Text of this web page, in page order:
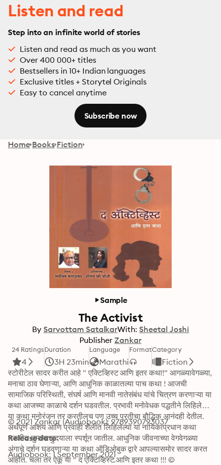
Listen and read
Step into an infinite world of stories
Listen and read as much as you want
Over 400 000+ titles
Bestsellers in 10+ Indian languages
Exclusive titles + Storytel Originals
Easy to cancel anytime
Subscribe now
Home Books Fiction
Sample
The Activist
By Sarvottam SatalkarWith: Sheetal Joshi
Publisher Zankar
24 Ratings
4
Duration
3H 23min
Language
Marathi
FormatCategory
Fiction
स्टोरीटेल सादर करीत आहे " एक्टिव्हिस्ट आणि इतर कथा!" आगळ्यावेगळ्या,
मनाचा ठाव घेणाऱ्या, आणि आधुनिक काळातल्या पाच कथा ! आजची
सामाजिक परिस्थिती, संघर्ष आणि मानवी नातेसंबंध यांचे चित्रण करणाऱ्या या
कथा आजच्या काळाचे दर्शन घडवतील. प्रभावी मनोवेधक पद्धतीने लिहिलेल्या
या कथा मनोरंजन तर करतीलच पण उच्च प्रतीचा बौद्धिक आनंदही देतील.
अर्थपूर्ण आशय आणि प्रवाही शैलीत लिहिलेल्या या नायिकाप्रधान कथा
नक्कीच तुमच्या हुदयाला स्पर्शून जातील. आधुनिक जीवनाच्या वेगवेगळ्या
अंगाचे दर्शन घडवणाऱ्या या कथा ऑडिओबुक द्वारे आपल्यासमोर सादर करत
आहोत. चला तर ऐकू या " द एक्टिव्हिस्ट.आणि इतर कथा !!! ©
© 2021 Zankar (Audiobook): 9789390793037
Release date
Audiobook: 1 September 2021